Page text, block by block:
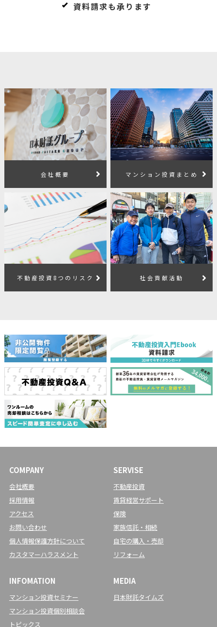
資料請求も承ります
会社概要 マンション投資まとめ
不動産投資8つのリスク 社会貢献活動
COMPANY
会社概要
採用情報
アクセス
お問い合わせ
個人情報保護方針について
カスタマーハラスメント
SERVISE
不動産投資
賃貸経営サポート
保険
家族信託・相続
自宅の購入・売却
リフォーム
INFOMATION
マンション投資セミナー
マンション投資個別相談会
トピックス
MEDIA
日本財託タイムズ